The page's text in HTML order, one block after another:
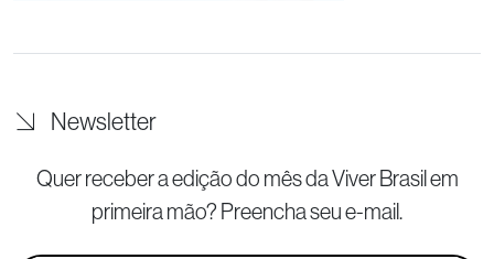
Newsletter
Quer receber a edição do mês da Viver Brasilem
primeira mão? Preencha seu e-mail.